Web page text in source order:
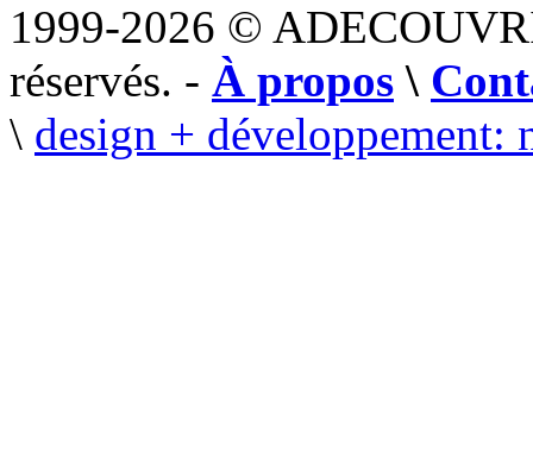
1999-2026 ©
réservés. - À propos \
\ design + développement: